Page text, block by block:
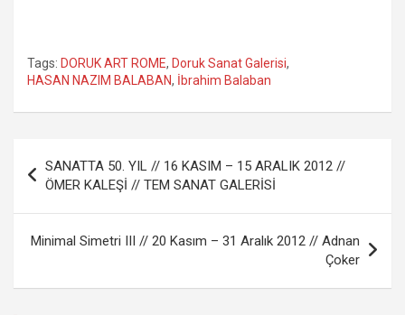
Tags: DORUK ART ROME, Doruk Sanat Galerisi,
HASAN NAZIM BALABAN, İbrahim Balaban
gezinmesi
SANATTA 50. YIL // 16 KASIM – 15 ARALIK 2012 //
ÖMER KALEŞİ // TEM SANAT GALERİSİ
Minimal Simetri III // 20 Kasım – 31 Aralık 2012 // Adnan
Çoker